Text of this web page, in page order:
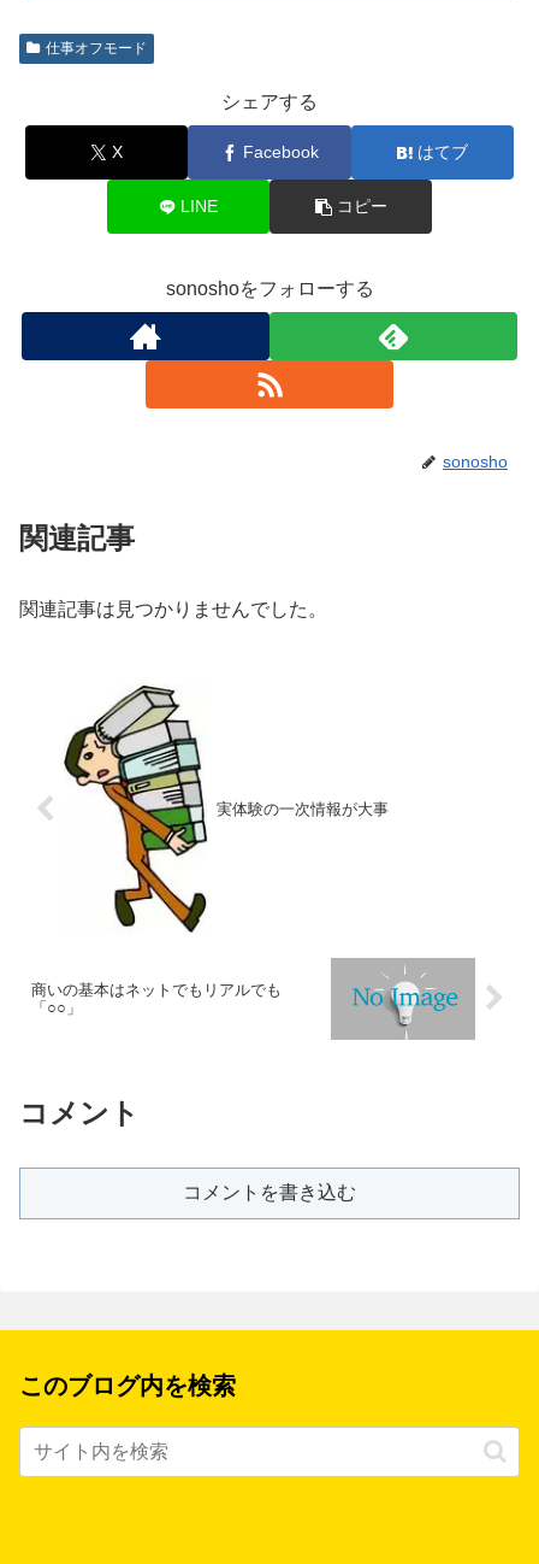
仕事オフモード
シェアする
X Facebook はてブ
LINE コピー
sonoshoをフォローする
sonosho
関連記事
関連記事は見つかりませんでした。
実体験の一次情報が大事
商いの基本はネットでもリアルでも
「○○」
コメント
コメントを書き込む
このブログ内を検索